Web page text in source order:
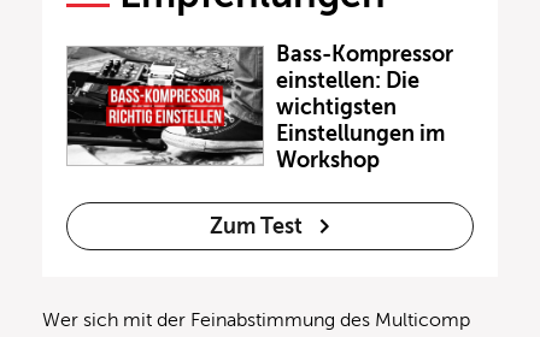
Bass-Kompressor
einstellen: Die
wichtigsten
Einstellungen im
Workshop
Zum Test
Wer sich mit der Feinabstimmung des Multicomp